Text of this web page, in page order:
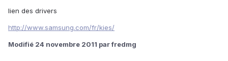
lien des drivers
http://www.samsung.com/fr/kies/
Modifié 24 novembre 2011 par fredmg